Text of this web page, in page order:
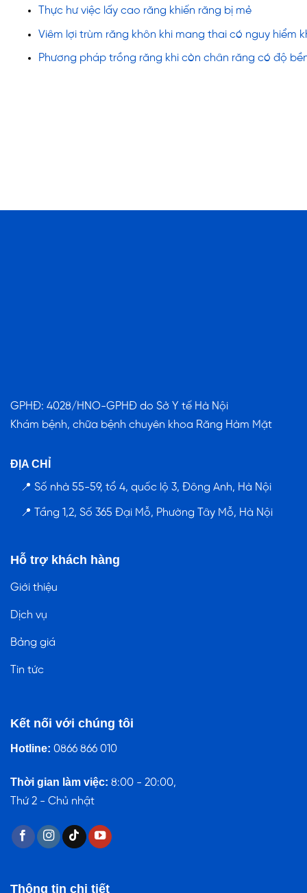
Thực hư việc lấy cao răng khiến răng bị mẻ
Viêm lợi trùm răng khôn khi mang thai có nguy hiểm
Phương pháp trồng răng khi còn chân răng có độ
GPHĐ: 4028/HNO-GPHĐ do Sở Y tế Hà Nội
Khám bệnh, chữa bệnh chuyên khoa Răng Hàm Mặt
ĐỊA CHỈ
📍 Số nhà 55-59, tổ 4, quốc lộ 3, Đông Anh, Hà Nội
📍 Tầng 1,2, Số 365 Đại Mỗ, Phường Tây Mỗ, Hà Nội
Hỗ trợ khách hàng
Giới thiệu
Dịch vụ
Bảng giá
Tin tức
Kết nối với chúng tôi
Hotline: 0866 866 010
Thời gian làm việc: 8:00 - 20:00,
Thứ 2 - Chủ nhật
Thông tin chi tiết